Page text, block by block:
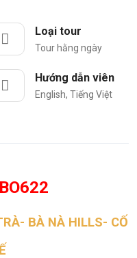
Loại tour
Tour hằng ngày
Hướng dẫn viên
English, Tiếng Việt
BÀ NÀ HILLS- CỐ